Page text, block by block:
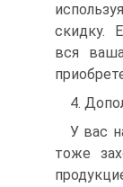
скидку.
вся
4.
У вас
тоже